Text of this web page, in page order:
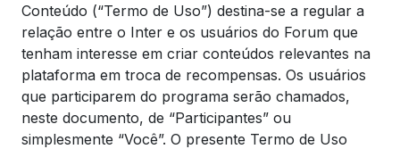
Conteúdo (“Termo de Uso”) destina-se a regular a
relação entre o Inter e os usuários do Forum que
tenham interesse em criar conteúdos relevantes na
plataforma em troca de recompensas. Os usuários
que participarem do programa serão chamados,
neste documento, de “Participantes” ou
simplesmente “Você”. O presente Termo de Uso